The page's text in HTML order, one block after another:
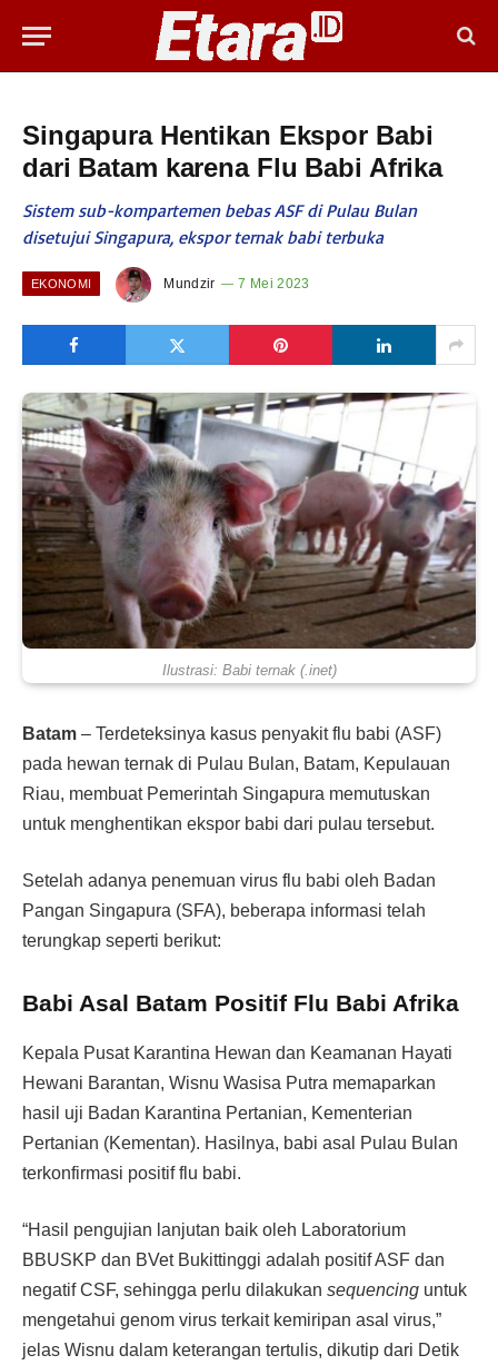
Singapura Hentikan Ekspor Babi
dari Batam karena Flu Babi Afrika
Sistem sub-kompartemen bebas ASF di Pulau Bulan
disetujui Singapura, ekspor ternak babi terbuka
EKONOMI Mundzir 7 Mei 2023
Ilustrasi: Babi ternak (.inet)
Batam – Terdeteksinya kasus penyakit flu babi (ASF)
pada hewan ternak di Pulau Bulan, Batam, Kepulauan
Riau, membuat Pemerintah Singapura memutuskan
untuk menghentikan ekspor babi dari pulau tersebut.
Setelah adanya penemuan virus flu babi oleh Badan
Pangan Singapura (SFA), beberapa informasi telah
terungkap seperti berikut:
Babi Asal Batam Positif Flu Babi Afrika
Kepala Pusat Karantina Hewan dan Keamanan Hayati
Hewani Barantan, Wisnu Wasisa Putra memaparkan
hasil uji Badan Karantina Pertanian, Kementerian
Pertanian (Kementan). Hasilnya, babi asal Pulau Bulan
terkonfirmasi positif flu babi.
“Hasil pengujian lanjutan baik oleh Laboratorium
BBUSKP dan BVet Bukittinggi adalah positif ASF dan
negatif CSF, sehingga perlu dilakukan sequencing untuk
mengetahui genom virus terkait kemiripan asal virus,”
jelas Wisnu dalam keterangan tertulis, dikutip dari Detik